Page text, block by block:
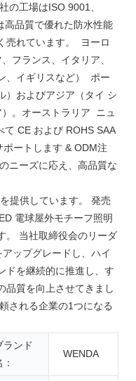
の工場はISO 9001、
品質で優れた防水性能
売れています。 ヨーロ
フランス、イタリア、
、イギリスなど） ポー
）およびアジア（タイ シ
。オーストラリア ニュ
CE および ROHS SAA
ートします & ODM注
ニーズに応え、高品質な
提供しています。 発売
電球屋外モチーフ照明
。 当社取締役会のリーダ
ップグレードし、ハイ
ドを継続的に推進し、す
品質を向上させてきまし
される企業の1つになる
ランド
WENDA